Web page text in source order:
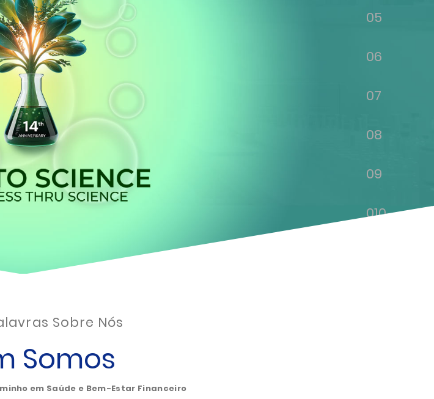
05
06
07
08
09
010
Sobre Nós
Somos
em Saúde e Bem-Estar Financeiro